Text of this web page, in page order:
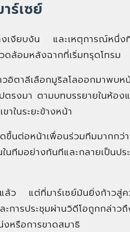
ร์เซย์
เงียบงัน และเหตุการณ์หนึ่ง
ล้อมหลังฉากที่เริ่มทรุดโทรม
วอิตาลีเลือกมูริลโลออกมาพบ
ตรงมา ตามบทบรรยายในห้อ
าในระยะข้างหน้า
นต่อหน้าเพื่อนร่วมทีมมากกว่
มอย่างทันทีและกลายเป็นปร
ว แต่ที่มาร์เซย์มันยิ่งก้าวสู่ค
ารประชุมผ่านวิดีโอถูกกล่าว
หรือการขาดสมาธิ